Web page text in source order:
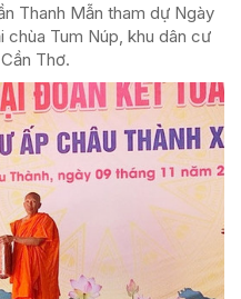
Thanh Mẫn tham dự Ngày
Tum Núp, khu dân cư
Thơ.